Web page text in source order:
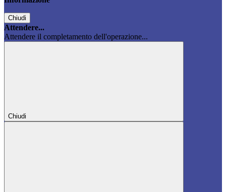
Chiudi
Attendere...
Attendere il completamento dell'operazione...
Chiudi